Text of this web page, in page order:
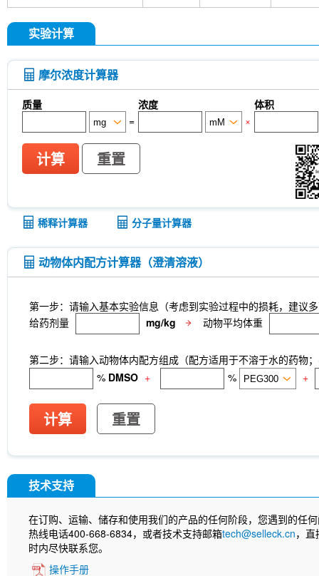
实验计算
摩尔浓度计算器
质量 浓度
体积
=
×
计算 重置
稀释计算器 分子量计算器
动物体内配方计算器（澄清溶液）
第一步：请输入基本实验信息（考虑到实验过程中的损耗，建议
给药剂量
mg/kg 动物平均体重
第二步：请输入动物体内配方组成（配方适用于不溶于水的药物
% DMSO + % +
计算 重置
技术支持
在订购、运输、储存和使用我们的产品的任何阶段，您遇到的任
热线电话400-668-6834，或者技术支持邮箱tech@selleck.cn，
时内尽快联系您。
操作手册